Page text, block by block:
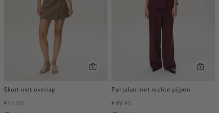
Skort met overlap
€45.00
Pantalon met rechte pijpen
€49.95